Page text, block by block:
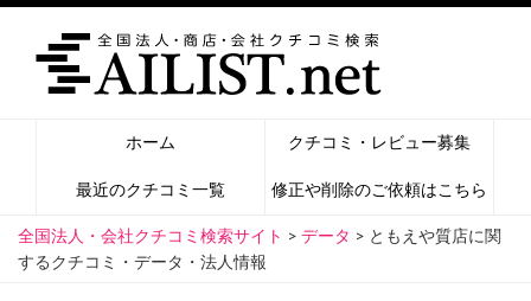
ホーム クチコミ・レビュー募集
最近のクチコミ一覧 修正や削除のご依頼はこちら
全国法人・会社クチコミ検索サイト > データ > ともえや質店に関
するクチコミ・データ・法人情報